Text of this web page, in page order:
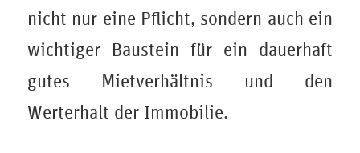
nicht nur eine Pflicht, sondern auch ein
wichtiger Baustein für ein dauerhaft
gutes Mietverhältnis und den
Werterhalt der Immobilie.